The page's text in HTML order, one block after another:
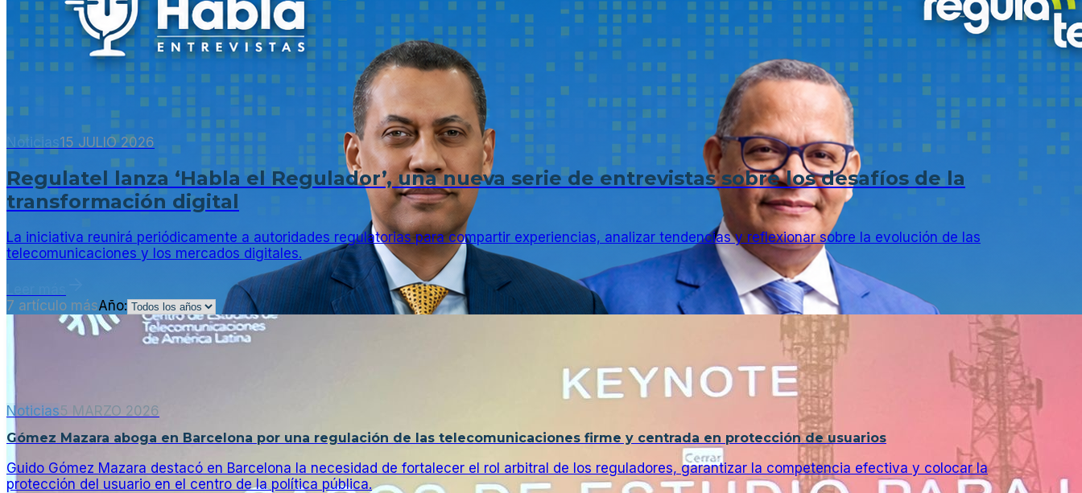
Noticias15 JULIO 2026
Regulatel lanza ‘Habla el Regulador’, una nueva serie de entrevistas sobre los desafíos de la
transformación digital
La iniciativa reunirá periódicamente a autoridades regulatorias para compartir experiencias, analizar tendencias y reflexionar sobre la evolución de las
telecomunicaciones y los mercados digitales.
7 artículo másAño:
Noticias5 MARZO 2026
Gómez Mazara aboga en Barcelona por una regulación de las telecomunicaciones firme y centrada en protección de usuarios
Guido Gómez Mazara destacó en Barcelona la necesidad de fortalecer el rol arbitral de los reguladores, garantizar la competencia efectiva y colocar la
protección del usuario en el centro de la política pública.